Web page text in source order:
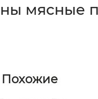
мясные
Похожие